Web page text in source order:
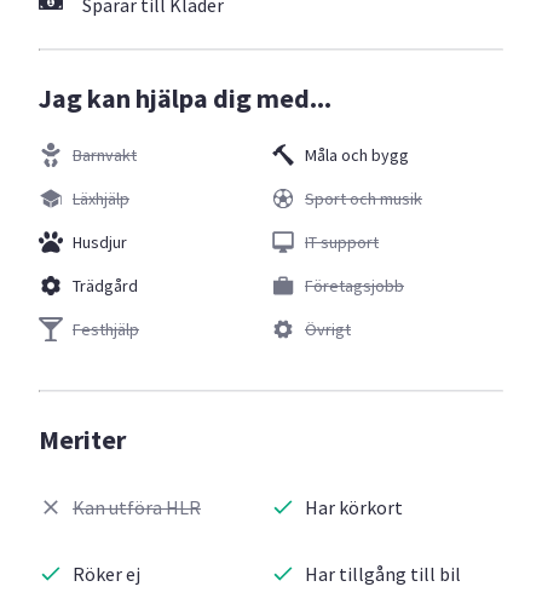
Sparar till Kläder
Jag kan hjälpa dig med...
Barnvakt
Läxhjälp
Husdjur
Trädgård
Festhjälp
Måla och bygg
Sport och musik
IT support
Företagsjobb
Övrigt
Meriter
Kan utföra HLR
Röker ej
Har körkort
Har tillgång till bil